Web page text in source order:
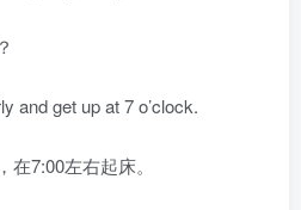
and get up at 7 o’clock.
7:00左右起床。